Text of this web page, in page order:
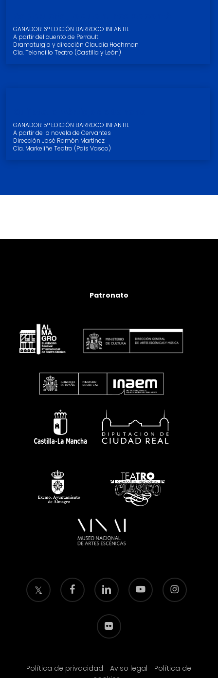
GANADOR 6ª EDICIÓN BARROCO INFANTIL
A partir del cuento de Perrault
Dramaturgia y dirección Claudia Hochman
Cía. Teloncillo Teatro (Castilla y León)
GANADOR 5ª EDICIÓN BARROCO INFANTIL
A partir de la novela de Cervantes
Dirección José Ramón Martínez
Cía. Markeliñe Teatro (País Vasco)
Patronato
twitter facebook linkedin youtube instagram
flickr
Política de privacidad Aviso legal
Política de